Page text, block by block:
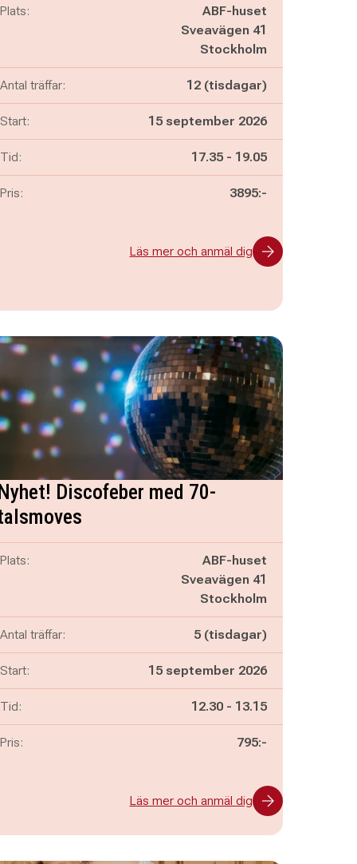
Plats:
ABF-huset
Sveavägen 41
Stockholm
Antal träffar: 12 (tisdagar)
Start: 15 september 2026
Tid: Pågår mellan
17.35 - och
19.05
Pris: 3895:-
Läs mer och anmäl dig
Discofeber med 70-
Plats:
ABF-huset
Sveavägen 41
Stockholm
Antal träffar: 5 (tisdagar)
Start: 15 september 2026
Tid: Pågår mellan
12.30 - och
13.15
Pris: 795:-
Läs mer och anmäl dig